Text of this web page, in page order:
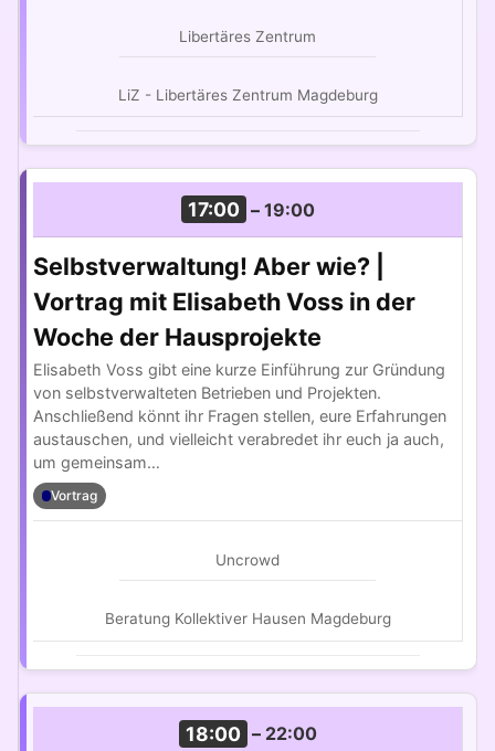
Libertäres Zentrum
LiZ - Libertäres Zentrum Magdeburg
17:00 – 19:00
Selbstverwaltung! Aber wie? |
Vortrag mit Elisabeth Voss in der
Woche der Hausprojekte
Elisabeth Voss gibt eine kurze Einführung zur Gründung
von selbstverwalteten Betrieben und Projekten.
Anschließend könnt ihr Fragen stellen, eure Erfahrungen
austauschen, und vielleicht verabredet ihr euch ja auch,
um gemeinsam…
Vortrag
Uncrowd
Beratung Kollektiver Hausen Magdeburg
18:00 – 22:00